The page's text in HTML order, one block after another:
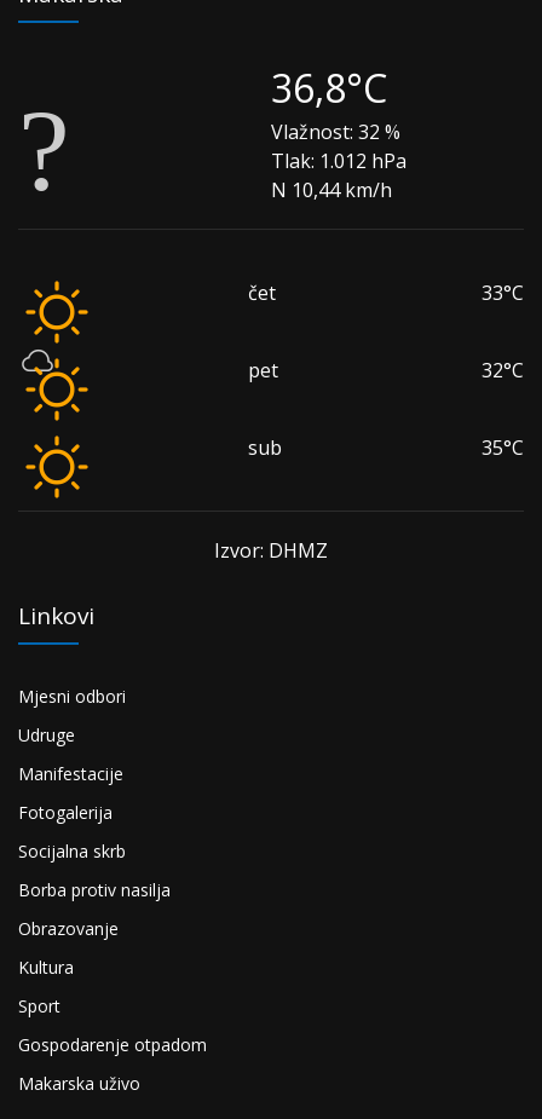
36,8°C
Vlažnost: 32 %
Tlak: 1.012 hPa
N 10,44 km/h
čet 33°C
pet 32°C
sub 35°C
Izvor: DHMZ
Linkovi
Mjesni odbori
Udruge
Manifestacije
Fotogalerija
Socijalna skrb
Borba protiv nasilja
Obrazovanje
Kultura
Sport
Gospodarenje otpadom
Makarska uživo